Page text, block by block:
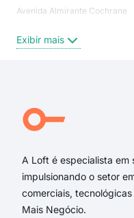
Avenida Almirante Cochrane
Rua Oswaldo Cochrane
Rua Delphin Moreira
Rua Prefeito Antenor Bué
Exibir mais
A Loft é especialista em
impulsionando o setor
comerciais,
Mais Negócio.